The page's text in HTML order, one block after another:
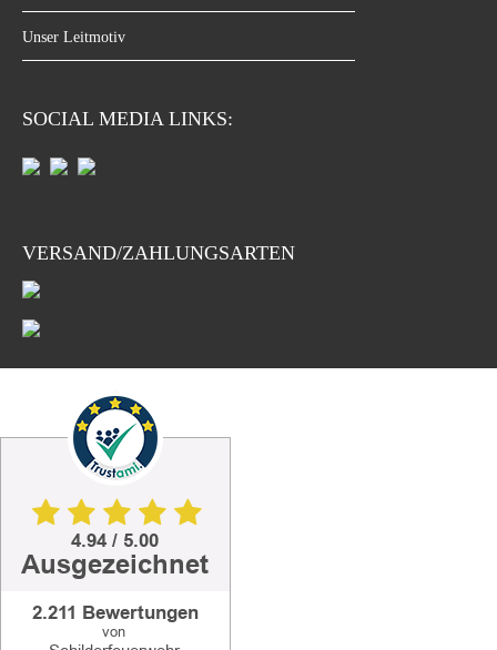
Unser Leitmotiv
SOCIAL MEDIA LINKS:
VERSAND/ZAHLUNGSARTEN